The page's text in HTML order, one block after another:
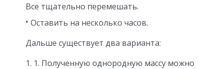
Все тщательно перемешать.
Оставить на несколько часов.
Дальше существует два варианта:
1. Полученную однородную массу можно